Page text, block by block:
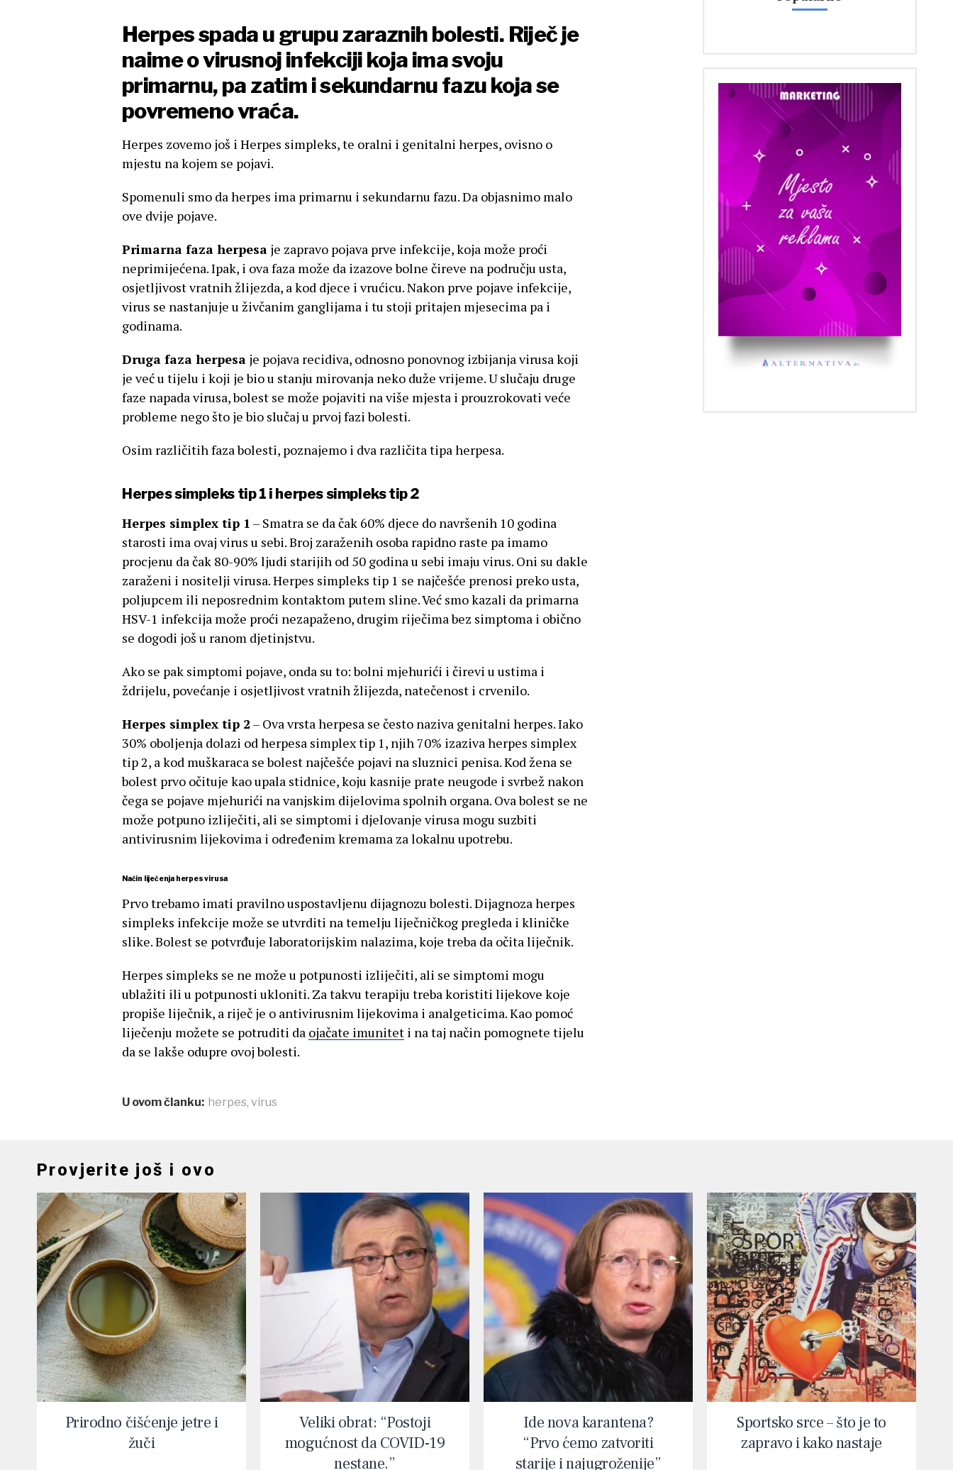
Herpes spada u grupu zaraznih bolesti. Riječ je
naime o virusnoj infekciji koja ima svoju
primarnu, pa zatim i sekundarnu fazu koja se
povremeno vraća.
Herpes zovemo još i Herpes simpleks, te oralni i genitalni herpes, ovisno o
mjestu na kojem se pojavi.
Spomenuli smo da herpes ima primarnu i sekundarnu fazu. Da objasnimo malo
ove dvije pojave.
Primarna faza herpesa je zapravo pojava prve infekcije, koja može proći
neprimijećena. Ipak, i ova faza može da izazove bolne čireve na području usta,
osjetljivost vratnih žlijezda, a kod djece i vrućicu. Nakon prve pojave infekcije,
virus se nastanjuje u živčanim ganglijama i tu stoji pritajen mjesecima pa i
godinama.
Druga faza herpesa je pojava recidiva, odnosno ponovnog izbijanja virusa koji
je već u tijelu i koji je bio u stanju mirovanja neko duže vrijeme. U slučaju druge
faze napada virusa, bolest se može pojaviti na više mjesta i prouzrokovati veće
probleme nego što je bio slučaj u prvoj fazi bolesti.
Osim različitih faza bolesti, poznajemo i dva različita tipa herpesa.
Herpes simpleks tip 1 i herpes simpleks tip 2
Herpes simplex tip 1 – Smatra se da čak 60% djece do navršenih 10 godina
starosti ima ovaj virus u sebi. Broj zaraženih osoba rapidno raste pa imamo
procjenu da čak 80-90% ljudi starijih od 50 godina u sebi imaju virus. Oni su dakle
zaraženi i nositelji virusa. Herpes simpleks tip 1 se najčešće prenosi preko usta,
poljupcem ili neposrednim kontaktom putem sline. Već smo kazali da primarna
HSV-1 infekcija može proći nezapaženo, drugim riječima bez simptoma i obično
se dogodi još u ranom djetinjstvu.
Ako se pak simptomi pojave, onda su to: bolni mjehurići i čirevi u ustima i
ždrijelu, povećanje i osjetljivost vratnih žlijezda, natečenost i crvenilo.
Herpes simplex tip 2 – Ova vrsta herpesa se često naziva genitalni herpes. Iako
30% oboljenja dolazi od herpesa simplex tip 1, njih 70% izaziva herpes simplex
tip 2, a kod muškaraca se bolest najčešće pojavi na sluznici penisa. Kod žena se
bolest prvo očituje kao upala stidnice, koju kasnije prate neugode i svrbež nakon
čega se pojave mjehurići na vanjskim dijelovima spolnih organa. Ova bolest se ne
može potpuno izliječiti, ali se simptomi i djelovanje virusa mogu suzbiti
antivirusnim lijekovima i određenim kremama za lokalnu upotrebu.
Način liječenja herpes virusa
Prvo trebamo imati pravilno uspostavljenu dijagnozu bolesti. Dijagnoza herpes
simpleks infekcije može se utvrditi na temelju liječničkog pregleda i kliničke
slike. Bolest se potvrđuje laboratorijskim nalazima, koje treba da očita liječnik.
Herpes simpleks se ne može u potpunosti izliječiti, ali se simptomi mogu
ublažiti ili u potpunosti ukloniti. Za takvu terapiju treba koristiti lijekove koje
propiše liječnik, a riječ je o antivirusnim lijekovima i analgeticima. Kao pomoć
liječenju možete se potruditi da ojačate imunitet i na taj način pomognete tijelu
da se lakše odupre ovoj bolesti.
U ovom članku: herpes, virus
Provjerite još i ovo
Prirodno čišćenje jetre i
žuči
Veliki obrat: “Postoji
mogućnost da COVID-19
nestane.”
Ide nova karantena?
“Prvo ćemo zatvoriti
starije i najugroženije”
Sportsko srce – što je to
zapravo i kako nastaje